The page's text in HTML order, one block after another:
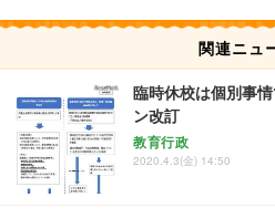
関連ニュ
臨時休校は個別事
ン改訂
教育行政
2020.4.3(金) 14:50